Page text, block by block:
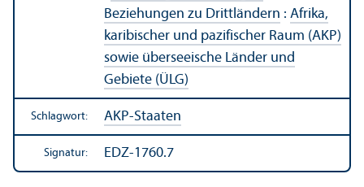
Beziehungen zu Drittländern : Afrika,
karibischer und pazifischer Raum (AKP)
sowie überseeische Länder und
Gebiete (ÜLG)
Schlagwort: AKP-Staaten
Signatur: EDZ-1760.7